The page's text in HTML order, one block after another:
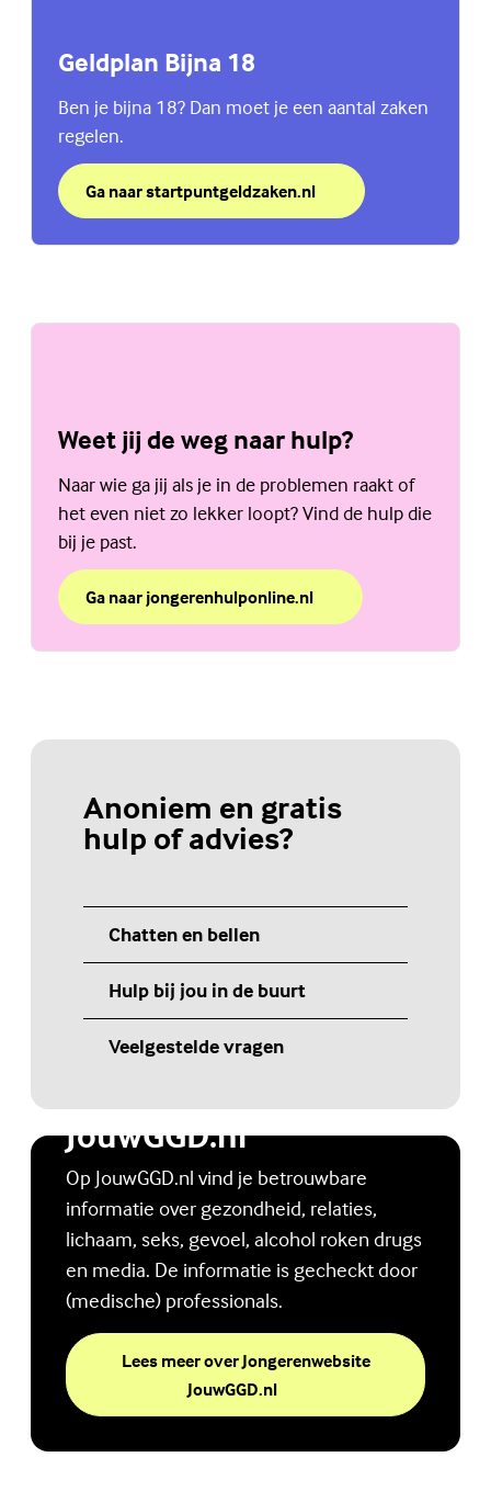
Geldplan Bijna 18
Ben je bijna 18? Dan moet je een aantal zaken
regelen.
Ga naar startpuntgeldzaken.nl
over Geldplan Bijna 18
(Externe link)
Weet jij de weg naar hulp?
Naar wie ga jij als je in de problemen raakt of
het even niet zo lekker loopt? Vind de hulp die
bij je past.
Ga naar jongerenhulponline.nl
over Weet jij de weg naar hulp?
(Externe link)
Anoniem en gratis
hulp of advies?
Chatten en bellen
(Externe link)
Hulp bij jou in de buurt
(Externe link)
Veelgestelde vragen
(Externe link)
Jongerenwebsite
JouwGGD.nl
Op JouwGGD.nl vind je betrouwbare
informatie over gezondheid, relaties,
lichaam, seks, gevoel, alcohol roken drugs
en media. De informatie is gecheckt door
(medische) professionals.
Lees meer over Jongerenwebsite
JouwGGD.nl(Externe link)